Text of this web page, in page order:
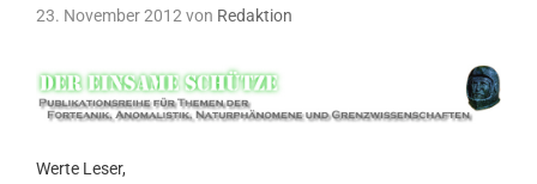
23. November 2012von Redaktion
Werte Leser,